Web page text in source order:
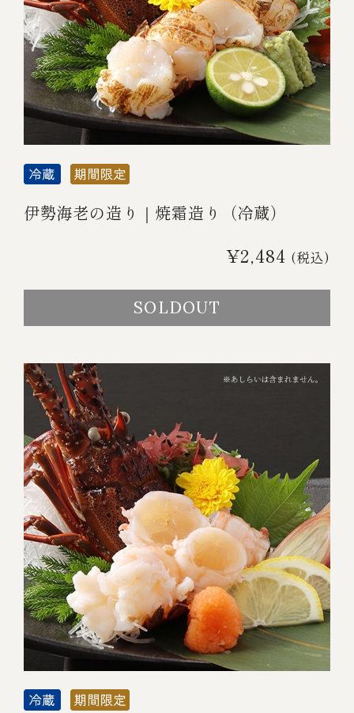
伊勢海老の造り｜焼霜造り（冷蔵）
¥2,484 (税込)
SOLDOUT